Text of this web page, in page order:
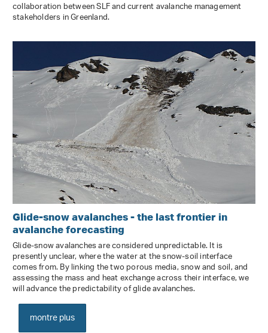
collaboration between SLF and current avalanche management
stakeholders in Greenland.
Glide-snow avalanches - the last frontier in
avalanche forecasting
Glide-snow avalanches are considered unpredictable. It is
presently unclear, where the water at the snow-soil interface
comes from. By linking the two porous media, snow and soil, and
assessing the mass and heat exchange across their interface, we
will advance the predictability of glide avalanches.
montre plus